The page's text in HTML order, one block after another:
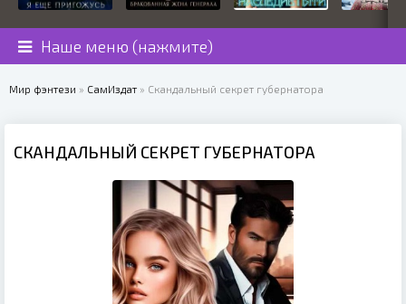
Наше меню (нажмите)
Мир фэнтези » СамИздат » Скандальный секрет губернатора
СКАНДАЛЬНЫЙ СЕКРЕТ ГУБЕРНАТОРА